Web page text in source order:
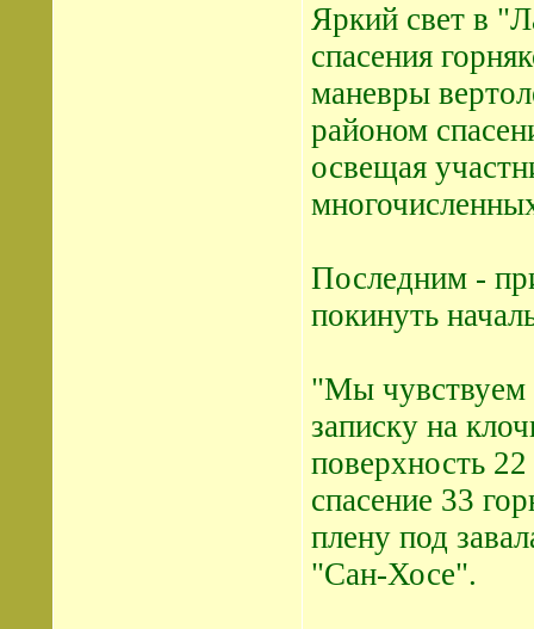
Яркий свет в
спасения
маневры
районом
освещая
Последним -
покинуть
"Мы чувствуем
записку на
поверхность
спасение 33
плену под
"Сан-Хосе".